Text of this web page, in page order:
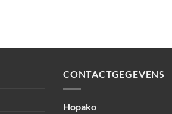
CONTACTGEGEVENS
Hopako